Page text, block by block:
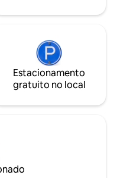
proximidades -
Estacionamento
gratuito no local